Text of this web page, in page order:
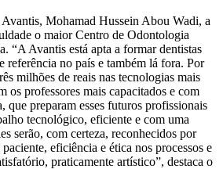
Avantis, Mohamad Hussein Abou Wadi, a
o maior Centro de Odontologia
“A Avantis está apta a formar dentistas
referência no país e também lá fora. Por
milhões de reais nas tecnologias mais
os professores mais capacitados e com
que preparam esses futuros profissionais
tecnológico, eficiente e com uma
serão, com certeza, reconhecidos por
eficiência e ética nos processos e
praticamente artístico”, destaca o